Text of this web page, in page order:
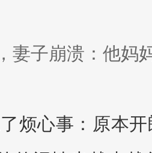
妻子崩溃：他妈
烦心事：原本